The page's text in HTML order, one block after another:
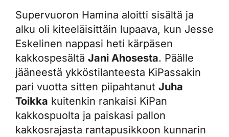
Supervuoron Hamina aloitti sisältä ja
alku oli kiteeläisittäin lupaava, kun Jesse
Eskelinen nappasi heti kärpäsen
kakkospesältä Jani Ahosesta. Päälle
jääneestä ykköstilanteesta KiPassakin
pari vuotta sitten piipahtanut Juha
Toikka kuitenkin rankaisi KiPan
kakkospuolta ja paiskasi pallon
kakkosrajasta rantapusikkoon kunnarin